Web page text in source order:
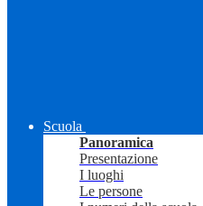
Scuola
Panoramica
Presentazione
I luoghi
Le persone